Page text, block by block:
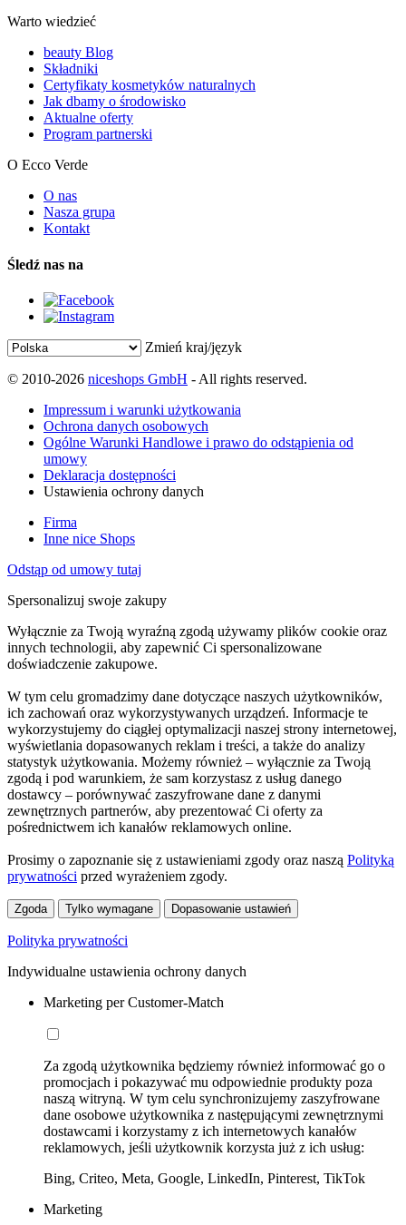
Warto wiedzieć
beauty Blog
Składniki
Certyfikaty kosmetyków naturalnych
Jak dbamy o środowisko
Aktualne oferty
Program partnerski
O Ecco Verde
O nas
Nasza grupa
Kontakt
Śledź nas na
Zmień kraj/język
© 2010-2026 niceshops GmbH - All rights reserved.
Impressum i warunki użytkowania
Ochrona danych osobowych
Ogólne Warunki Handlowe i prawo do odstąpienia od
umowy
Deklaracja dostępności
Ustawienia ochrony danych
Firma
Inne nice Shops
Odstąp od umowy tutaj
Spersonalizuj swoje zakupy
Wyłącznie za Twoją wyraźną zgodą używamy plików cookie oraz
innych technologii, aby zapewnić Ci spersonalizowane
doświadczenie zakupowe.
W tym celu gromadzimy dane dotyczące naszych użytkowników,
ich zachowań oraz wykorzystywanych urządzeń. Informacje te
wykorzystujemy do ciągłej optymalizacji naszej strony internetowej,
wyświetlania dopasowanych reklam i treści, a także do analizy
statystyk użytkowania. Możemy również – wyłącznie za Twoją
zgodą i pod warunkiem, że sam korzystasz z usług danego
dostawcy – porównywać zaszyfrowane dane z danymi
zewnętrznych partnerów, aby prezentować Ci oferty za
pośrednictwem ich kanałów reklamowych online.
Prosimy o zapoznanie się z ustawieniami zgody oraz naszą Polityką
prywatności przed wyrażeniem zgody.
Zgoda Tylko wymagane Dopasowanie ustawień
Polityka prywatności
Indywidualne ustawienia ochrony danych
Marketing per Customer-Match
Za zgodą użytkownika będziemy również informować go o
promocjach i pokazywać mu odpowiednie produkty poza
naszą witryną. W tym celu synchronizujemy zaszyfrowane
dane osobowe użytkownika z następującymi zewnętrznymi
dostawcami i korzystamy z ich internetowych kanałów
reklamowych, jeśli użytkownik korzysta już z ich usług:
Bing, Criteo, Meta, Google, LinkedIn, Pinterest, TikTok
Marketing